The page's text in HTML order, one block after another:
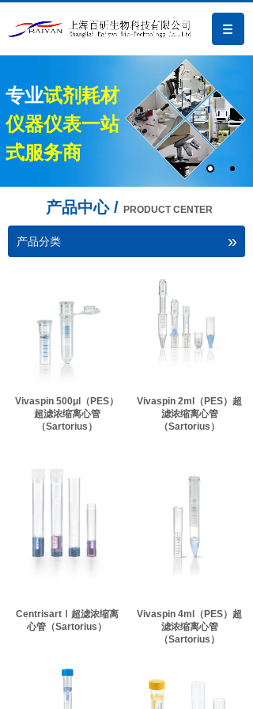
专业试剂耗材
仪器仪表一站
式服务商
产品中心 / PRODUCT CENTER
产品分类 »
Vivaspin 500μl（PES）
超滤浓缩离心管
（Sartorius）
Vivaspin 2ml（PES）超
滤浓缩离心管
（Sartorius）
CentrisartⅠ超滤浓缩离
心管（Sartorius）
Vivaspin 4ml（PES）超
滤浓缩离心管
（Sartorius）